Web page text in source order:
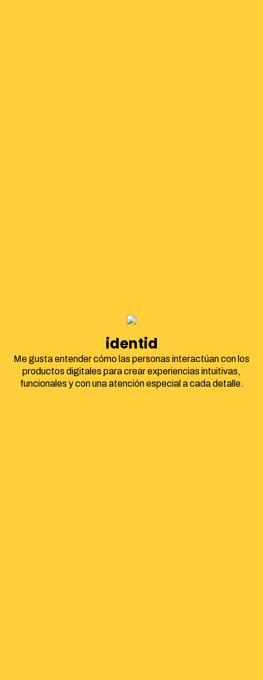
identidad corpor
Me gusta entender cómo las personas interactúan con los
productos digitales para crear experiencias intuitivas,
funcionales y con una atención especial a cada detalle.